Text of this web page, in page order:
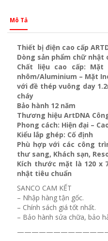
Mô Tả
Thiết bị điện cao cấp
Dòng sản phẩm chữ nhật
Chất liệu cao cấp:
nhôm/Aluminium – Mặt
với đề thép vuông day
cháy
Bảo hành 12 năm
Thương hiệu ArtDNA
Phong cách: Hiện đại –
Kiểu lắp ghép: Cố định
Phù hợp với các công
thư sang, Khách sạn,
Kích thước mặt là 120 x
nhật tiêu chuẩn
SANCO CAM KẾT
– Nhập hàng tận gốc.
– Chính sách giá tốt nhất.
– Bảo hành sửa chữa, bảo